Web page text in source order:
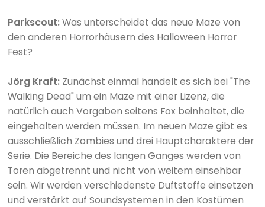
Parkscout:Was unterscheidet das neue Maze von
den anderen Horrorhäusern des Halloween Horror
Fest?
Jörg Kraft:Zunächst einmal handelt es sich bei "The
Walking Dead" um ein Maze mit einer Lizenz, die
natürlich auch Vorgaben seitens Fox beinhaltet, die
eingehalten werden müssen. Im neuen Maze gibt es
ausschließlich Zombies und drei Hauptcharaktere der
Serie. Die Bereiche des langen Ganges werden von
Toren abgetrennt und nicht von weitem einsehbar
sein. Wir werden verschiedenste Duftstoffe einsetzen
und verstärkt auf Soundsystemen in den Kostümen